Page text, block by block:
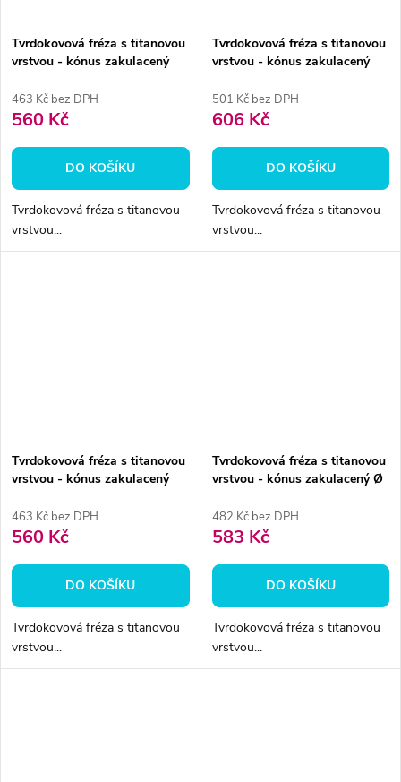
Tvrdokovová fréza s titanovou
vrstvou - kónus zakulacený
463 Kč bez DPH
560 Kč
DO KOŠÍKU
Tvrdokovová fréza s titanovou
vrstvou...
Tvrdokovová fréza s titanovou
vrstvou - kónus zakulacený
501 Kč bez DPH
606 Kč
DO KOŠÍKU
Tvrdokovová fréza s titanovou
vrstvou...
Tvrdokovová fréza s titanovou
vrstvou - kónus zakulacený
463 Kč bez DPH
560 Kč
DO KOŠÍKU
Tvrdokovová fréza s titanovou
vrstvou...
Tvrdokovová fréza s titanovou
vrstvou - kónus zakulacený Ø
482 Kč bez DPH
583 Kč
DO KOŠÍKU
Tvrdokovová fréza s titanovou
vrstvou...